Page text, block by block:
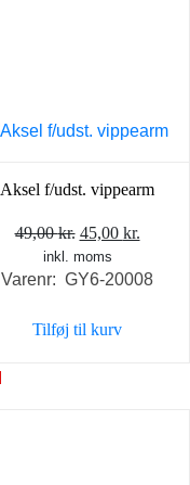
Aksel f/udst. vippearm
49,00kr. Den
oprindelige
pris
49,00 kr..
45,00 kr.
pris
inkl. moms
Varenr: GY6-20008
Tilføj til kurv